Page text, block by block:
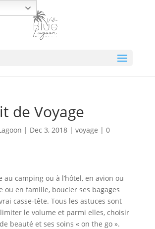
de Voyage
| Dec 3, 2018| voyage | 0
au camping ou à l’hôtel, en avion ou
ou en famille, boucler ses bagages
casse-tête. Tous les astuces sont
le volume et parmi elles, choisir
beauté et ses soins « on the go ».